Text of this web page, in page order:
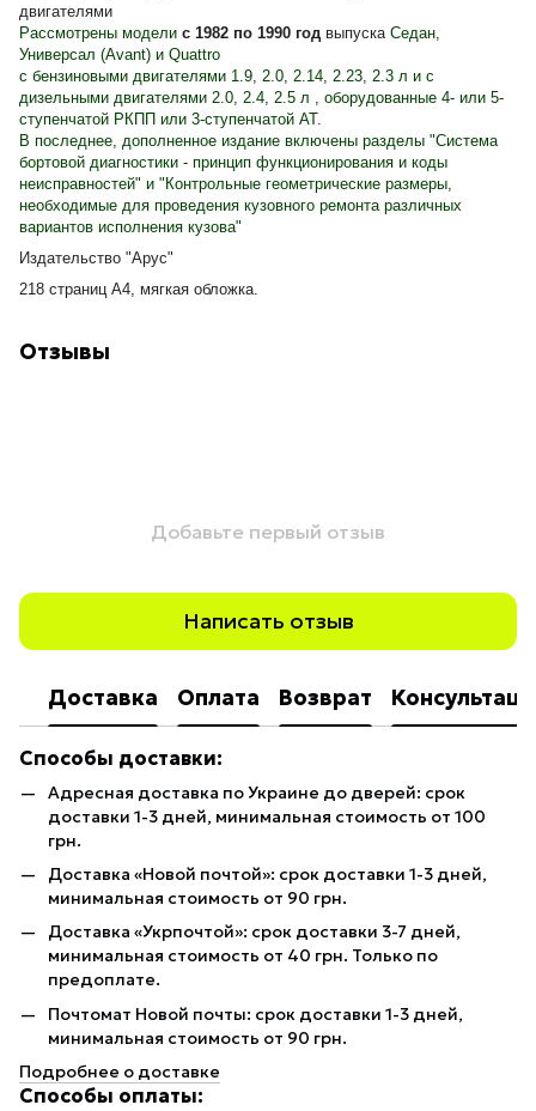
двигателями
Рассмотрены модели с 1982 по 1990 год выпуска Седан,
Универсал (Avant) и Quattro
с бензиновыми двигателями 1.9, 2.0, 2.14, 2.23, 2.3 л и с
дизельными двигателями 2.0, 2.4, 2.5 л , оборудованные 4- или 5-
ступенчатой РКПП или 3-ступенчатой АТ.
В последнее, дополненное издание включены разделы "Система
бортовой диагностики - принцип функционирования и коды
неисправностей" и "Контрольные геометрические размеры,
необходимые для проведения кузовного ремонта различных
вариантов исполнения кузова"
Издательство "Арус"
218 страниц А4, мягкая обложка.
Отзывы
Добавьте первый отзыв
Написать отзыв
Доставка Оплата Возврат
Способы доставки:
Адресная доставка по Украине до дверей: срок
доставки 1-3 дней, минимальная стоимость от 100
грн.
Доставка «Новой почтой»: срок доставки 1-3 дней,
минимальная стоимость от 90 грн.
Доставка «Укрпочтой»: срок доставки 3-7 дней,
минимальная стоимость от 40 грн. Только по
предоплате.
Почтомат Новой почты: срок доставки 1-3 дней,
минимальная стоимость от 90 грн.
Подробнее о доставке
Способы оплаты: